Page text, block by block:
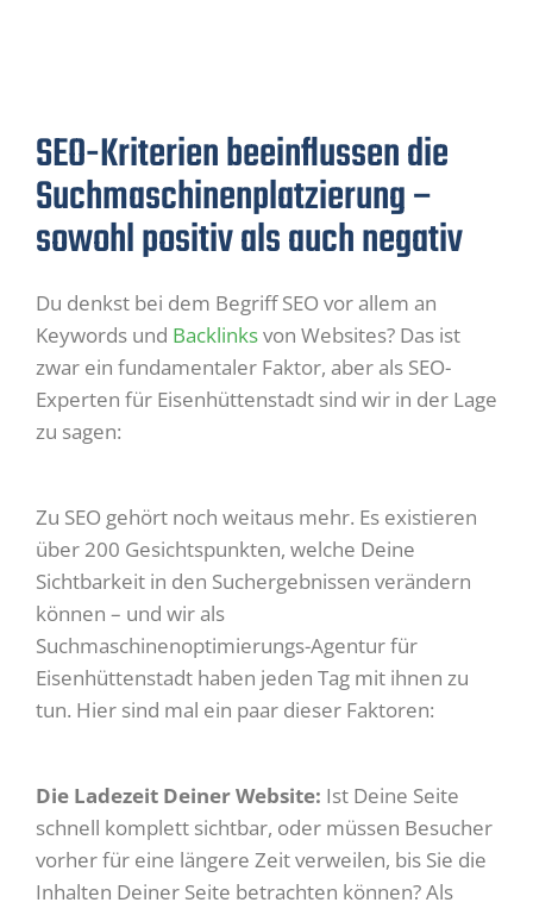
SEO-Kriterien beeinflussen die
Suchmaschinenplatzierung –
sowohl positiv als auch negativ
Du denkst bei dem Begriff SEO vor allem an
Keywords und Backlinksvon Websites? Das ist
zwar ein fundamentaler Faktor, aber als SEO-
Experten für Eisenhüttenstadt sind wir in der Lage
zu sagen:
Zu SEO gehört noch weitaus mehr. Es existieren
über 200 Gesichtspunkten, welche Deine
Sichtbarkeit in den Suchergebnissen verändern
können – und wir als
Suchmaschinenoptimierungs-Agentur für
Eisenhüttenstadt haben jeden Tag mit ihnen zu
tun. Hier sind mal ein paar dieser Faktoren:
Die Ladezeit Deiner Website: Ist Deine Seite
schnell komplett sichtbar, oder müssen Besucher
vorher für eine längere Zeit verweilen, bis Sie die
Inhalten Deiner Seite betrachten können? Als